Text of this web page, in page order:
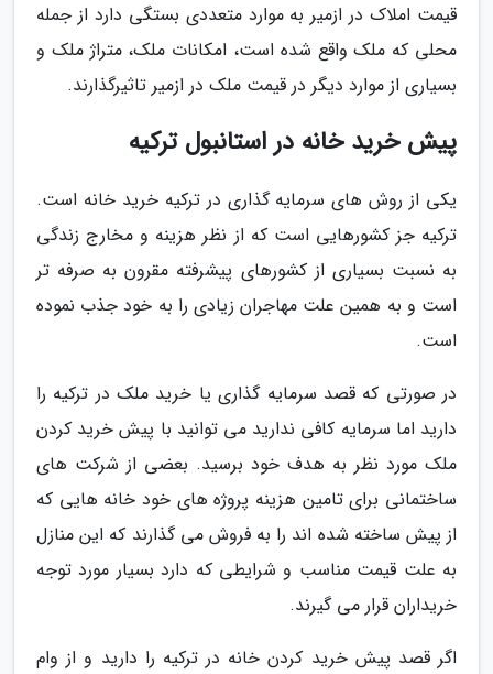
قیمت املاک در ازمیر به موارد متعددی بستگی دارد از جمله
محلی که ملک واقع شده است، امکانات ملک، متراژ ملک و
بسیاری از موارد دیگر در قیمت ملک در ازمیر تاثیرگذارند.
پیش خرید خانه در استانبول ترکیه
یکی از روش های سرمایه گذاری در ترکیه خرید خانه است.
ترکیه جز کشورهایی است که از نظر هزینه و مخارج زندگی
به نسبت بسیاری از کشورهای پیشرفته مقرون به صرفه تر
است و به همین علت مهاجران زیادی را به خود جذب نموده
است.
در صورتی که قصد سرمایه گذاری یا خرید ملک در ترکیه را
دارید اما سرمایه کافی ندارید می توانید با پیش خرید کردن
ملک مورد نظر به هدف خود برسید. بعضی از شرکت های
ساختمانی برای تامین هزینه پروژه های خود خانه هایی که
از پیش ساخته شده اند را به فروش می گذارند که این منازل
به علت قیمت مناسب و شرایطی که دارد بسیار مورد توجه
خریداران قرار می گیرند.
اگر قصد پیش خرید کردن خانه در ترکیه را دارید و از وام